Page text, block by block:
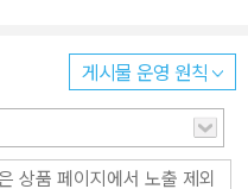
게시물 운영 원칙